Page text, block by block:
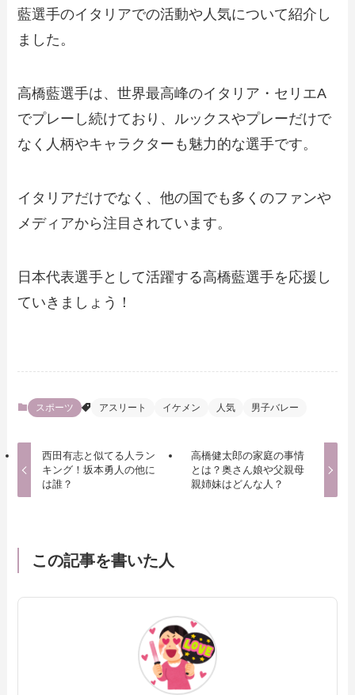
藍選手のイタリアでの活動や人気について紹介し
ました。
高橋藍選手は、世界最高峰のイタリア・セリエA
でプレーし続けており、ルックスやプレーだけで
なく人柄やキャラクターも魅力的な選手です。
イタリアだけでなく、他の国でも多くのファンや
メディアから注目されています。
日本代表選手として活躍する高橋藍選手を応援し
ていきましょう！
スポーツ アスリート イケメン 人気 男子バレー
西田有志と似てる人ラン
キング！坂本勇人の他に
は誰？
高橋健太郎の家庭の事情
とは？奥さん娘や父親母
親姉妹はどんな人？
この記事を書いた人